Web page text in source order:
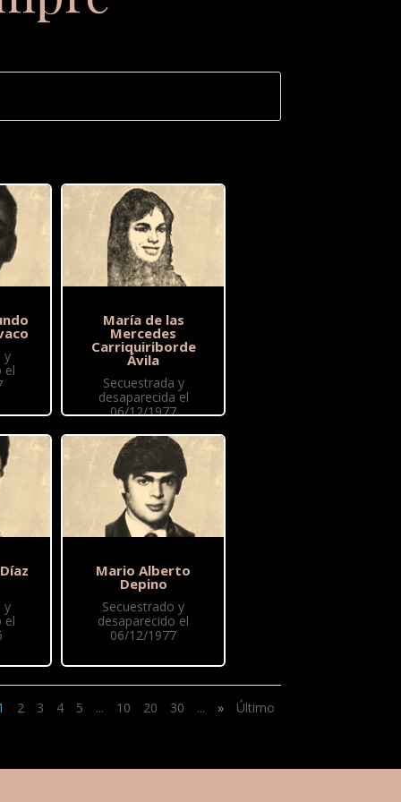
y
el
y
el
María de las
Mercedes
Carriquiriborde
Ávila
Secuestrada y
desaparecida el
06/12/1977
Mario Alberto
Depino
Secuestrado y
desaparecido el
06/12/1977
2 3 4 5 ... 10 20 30 ... » Último